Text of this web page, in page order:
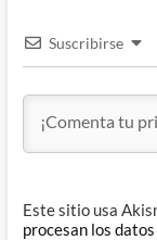
Suscribirse
Este sitio usa
procesan los